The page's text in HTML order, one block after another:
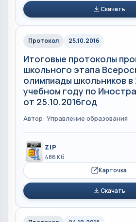
Скачать
Протокол 25.10.2016
Итоговые протоколы
школьного этапа
олимпиады школьников в
учебном году по
от 25.10.2016год
Автор: Управление образования
ZIP
486 Кб
Карточка
Скачать